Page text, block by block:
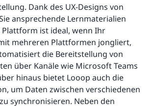
Dank des UX-Designs von
ansprechende Lernmaterialien
Plattform ist ideal, wenn Ihr
mehreren Plattformen jongliert,
die Bereitstellung von
über Kanäle wie Microsoft Teams
hinaus bietet Looop auch die
um Daten zwischen verschiedenen
synchronisieren. Neben den